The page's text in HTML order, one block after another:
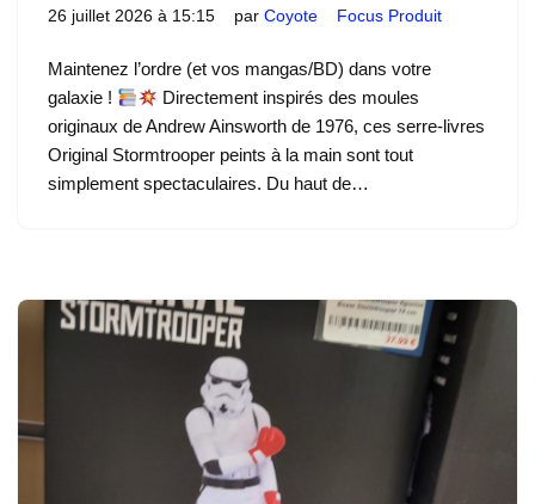
26 juillet 2026 à 15:15 par Coyote Focus Produit
Maintenez l’ordre (et vos mangas/BD) dans votre
galaxie !
Directement inspirés des moules
originaux de Andrew Ainsworth de 1976, ces serre-livres
Original Stormtrooper peints à la main sont tout
simplement spectaculaires. Du haut de…